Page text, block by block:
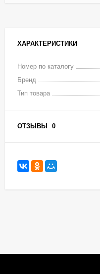
ХАРАКТЕРИСТИКИ
Номер по каталогу
Бренд
Тип товара
ОТЗЫВЫ 0